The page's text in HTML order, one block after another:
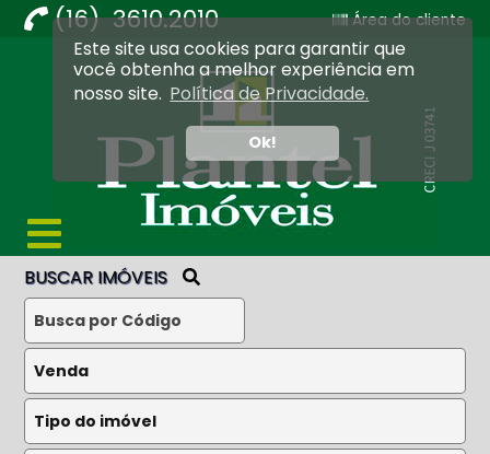
Este site usa cookies para garantir que
você obtenha a melhor experiência em
nosso site. Política de Privacidade.
Ok!
(16) 3610.2010 Área do cliente
Imobiliária Ribeirão Preto - Plantel Imóveis
BUSCAR IMÓVEIS